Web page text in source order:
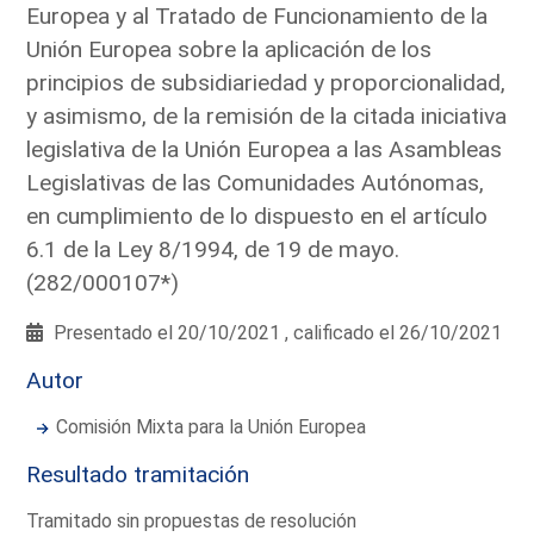
Europea y al Tratado de Funcionamiento de la
Unión Europea sobre la aplicación de los
principios de subsidiariedad y proporcionalidad,
y asimismo, de la remisión de la citada iniciativa
legislativa de la Unión Europea a las Asambleas
Legislativas de las Comunidades Autónomas,
en cumplimiento de lo dispuesto en el artículo
6.1 de la Ley 8/1994, de 19 de mayo.
(282/000107*)
Presentado el 20/10/2021 , calificado el 26/10/2021
Autor
Comisión Mixta para la Unión Europea
Resultado tramitación
Tramitado sin propuestas de resolución